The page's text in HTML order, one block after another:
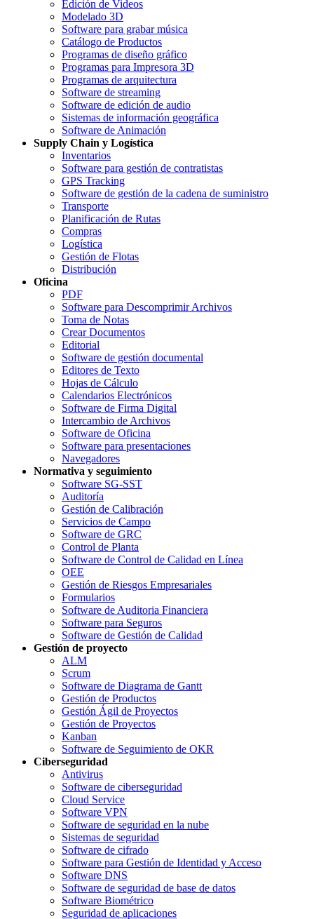
Edición de Videos
Modelado 3D
Software para grabar música
Catálogo de Productos
Programas de diseño gráfico
Programas para Impresora 3D
Programas de arquitectura
Software de streaming
Software de edición de audio
Sistemas de información geográfica
Software de Animación
Supply Chain y Logística
Inventarios
Software para gestión de contratistas
GPS Tracking
Software de gestión de la cadena de suministro
Transporte
Planificación de Rutas
Compras
Logística
Gestión de Flotas
Distribución
Oficina
PDF
Software para Descomprimir Archivos
Toma de Notas
Crear Documentos
Editorial
Software de gestión documental
Editores de Texto
Hojas de Cálculo
Calendarios Electrónicos
Software de Firma Digital
Intercambio de Archivos
Software de Oficina
Software para presentaciones
Navegadores
Normativa y seguimiento
Software SG-SST
Auditoría
Gestión de Calibración
Servicios de Campo
Software de GRC
Control de Planta
Software de Control de Calidad en Línea
OEE
Gestión de Riesgos Empresariales
Formularios
Software de Auditoria Financiera
Software para Seguros
Software de Gestión de Calidad
Gestión de proyecto
ALM
Scrum
Software de Diagrama de Gantt
Gestión de Productos
Gestión Ágil de Proyectos
Gestión de Proyectos
Kanban
Software de Seguimiento de OKR
Ciberseguridad
Antivirus
Software de ciberseguridad
Cloud Service
Software VPN
Software de seguridad en la nube
Sistemas de seguridad
Software de cifrado
Software para Gestión de Identidad y Acceso
Software DNS
Software de seguridad de base de datos
Software Biométrico
Seguridad de aplicaciones